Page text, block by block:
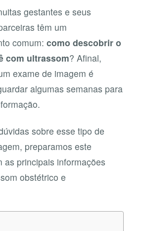
gestantes e seus
têm um
comum: como descobrir o
com ultrassom? Afinal,
exame de imagem é
algumas semanas para
sobre esse tipo de
preparamos este
as principais informações
obstétrico e